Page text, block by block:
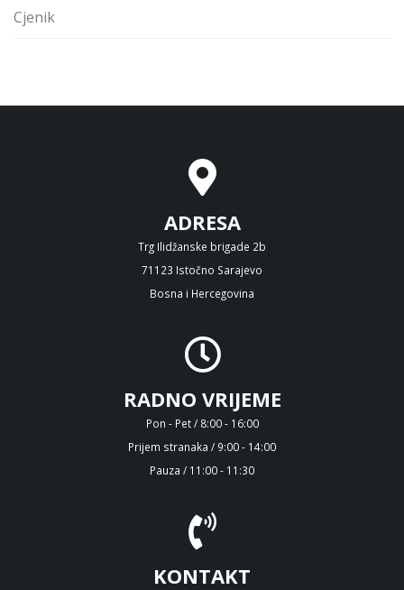
Cjenik
ADRESA
Trg Ilidžanske brigade 2b
71123 Istočno Sarajevo
Bosna i Hercegovina
RADNO VRIJEME
Pon - Pet / 8:00 - 16:00
Prijem stranaka / 9:00 - 14:00
Pauza / 11:00 - 11:30
KONTAKT